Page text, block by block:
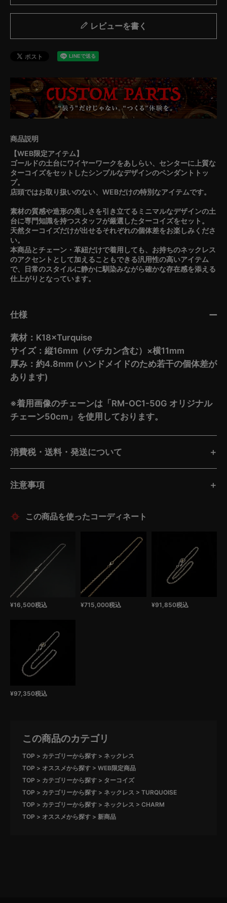
レビューを書く
【WEB限定アイテム】
ゴールドの土台にワイヤーワークをあしらい、センターに上質な
ターコイズをセットしたシンプルなデザインのペンダントトッ
プ。
店頭ではお取り扱いのない、WEBだけの特別なアイテムです。
素材の質感や造形の美しさを引き立てるミニマルなデザインの土
台に専門知識を持つスタッフが厳選したターコイズをセット。
天然ターコイズだけが出せるそれぞれの個体差をお楽しみくださ
い。
本商品とチェーン・革紐だけで着用しても、お持ちのネックレス
のアクセントとして加えることもできる汎用性の高いアイテム
で、日常のスタイルに静かに馴染みながら確かな存在感を添える
仕上がりとなっています。
仕様
素材：K18×Turquise
サイズ：縦16mm（バチカン含む）×横11mm
厚み：約4.8mm (ハンドメイドのため若干の個体差が
あります)
※着用画像のチェーンは「RM-OC1-50G オリジナル
チェーン50cm」を使用しております。
消費税・送料・発送について
注意事項
この商品を使ったコーディネート
¥16,500税込 ¥715,000税込 ¥91,850税込
¥97,350税込
この商品のカテゴリ
TOP カテゴリーから探す
ネックレス
TOP
オススメから探す
WEB限定商品
TOP
カテゴリーから探す
ターコイズ
TOP
カテゴリーから探す ネックレス
TURQUOISE
TOP
カテゴリーから探す ネックレス
CHARM
TOP
オススメから探す 新商品